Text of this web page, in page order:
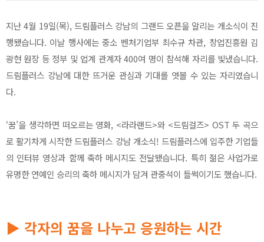
지난 4월 19일(목), 드림플러스 강남의 그랜드 오픈을 알리는 개소식이 진
행됐습니다. 이날 행사에는 중소 벤처기업부 최수규 차관, 창업진흥원 김
광현 원장 등 정부 및 업계 관계자 400여 명이 참석해 자리를 빛냈습니다.
드림플러스 강남에 대한 뜨거운 관심과 기대를 엿볼 수 있는 자리였습니
다.
‘꿈’을 생각하면 떠오르는 영화, <라라랜드>와 <드림걸즈> OST 두 곡으
로 활기차게 시작한 드림플러스 강남 개소식! 드림플러스에 입주한 기업들
의 인터뷰 영상과 함께 축하 메시지도 전달됐습니다. 특히 젊은 사업가로
유명한 연예인 승리의 축하 메시지가 담겨 관중석이 들썩이기도 했습니다.
▶ 각자의 꿈을 나누고 응원하는 시간